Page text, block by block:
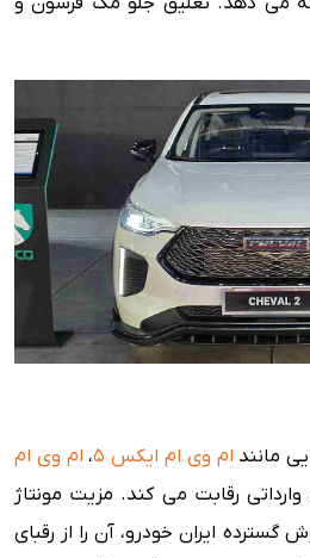
ام وی ام ایکس ۵ ، ام وی ام
رقابت می کند. مزیت مونتاژ
ایران خودرو، آن را از رقبای